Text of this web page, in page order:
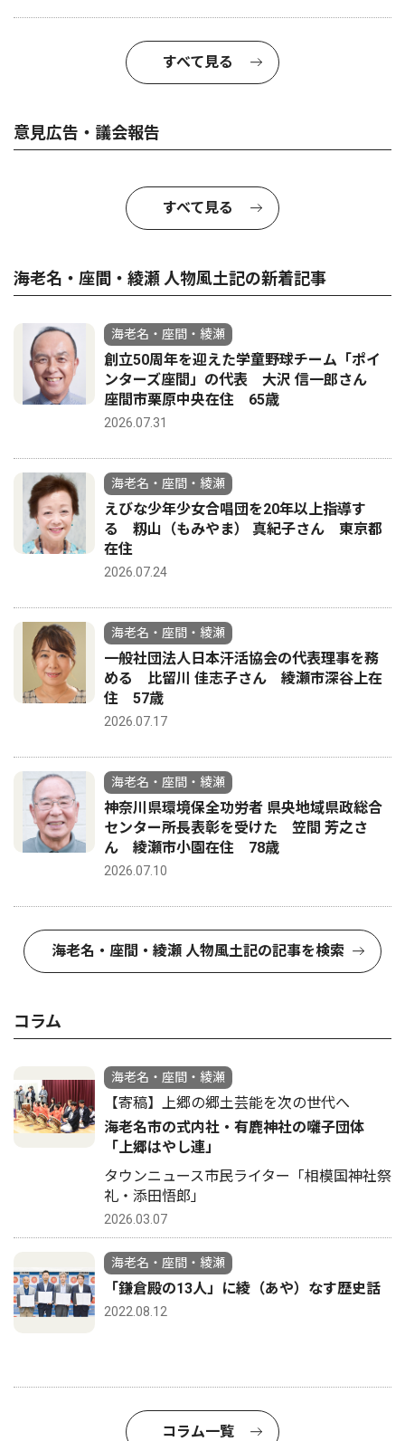
すべて見る
意見広告・議会報告
すべて見る
海老名・座間・綾瀬 人物風土記の新着記事
海老名・座間・綾瀬
創立50周年を迎えた学童野球チーム「ポイ
ンターズ座間」の代表 大沢 信一郎さん
座間市栗原中央在住 65歳
2026.07.31
海老名・座間・綾瀬
えびな少年少女合唱団を20年以上指導す
る 籾山（もみやま） 真紀子さん 東京都
在住
2026.07.24
海老名・座間・綾瀬
一般社団法人日本汗活協会の代表理事を務
める 比留川 佳志子さん 綾瀬市深谷上在
住 57歳
2026.07.17
海老名・座間・綾瀬
神奈川県環境保全功労者 県央地域県政総合
センター所長表彰を受けた 笠間 芳之さ
ん 綾瀬市小園在住 78歳
2026.07.10
海老名・座間・綾瀬 人物風土記の記事を検索
コラム
海老名・座間・綾瀬
【寄稿】上郷の郷土芸能を次の世代へ
海老名市の式内社・有鹿神社の囃子団体
「上郷はやし連」
タウンニュース市民ライター「相模国神社祭
礼・添田悟郎」
2026.03.07
海老名・座間・綾瀬
「鎌倉殿の13人」に綾（あや）なす歴史話
2022.08.12
コラム一覧